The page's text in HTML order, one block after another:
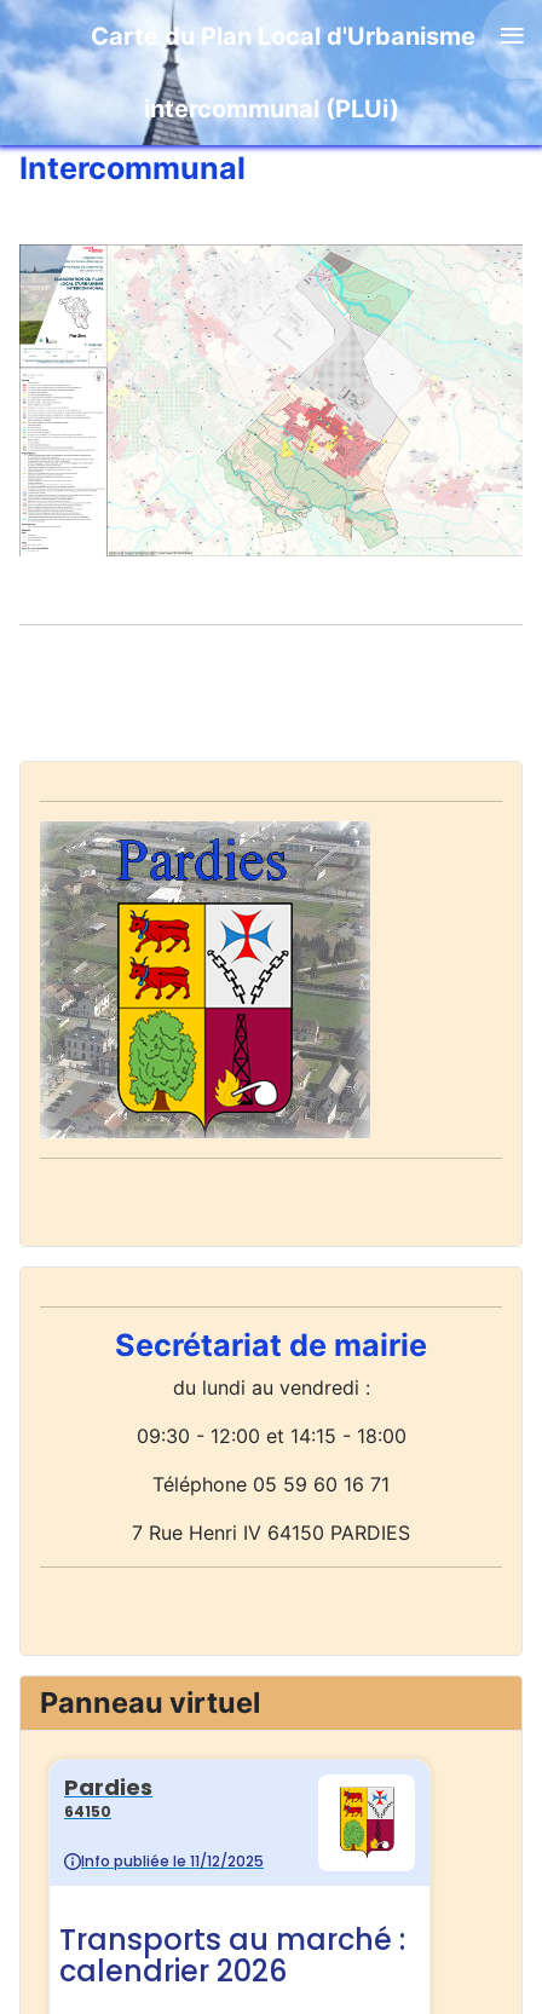
Secrétariat de mairie
du lundi au vendredi :
09:30 - 12:00 et 14:15 - 18:00
Téléphone 05 59 60 16 71
7 Rue Henri IV 64150 PARDIES
Panneau virtuel
Carte PLUi
Plan Local d'Urbanisme
Intercommunal
Carte du Plan Local d'Urbanisme
intercommunal (PLUi)
≡